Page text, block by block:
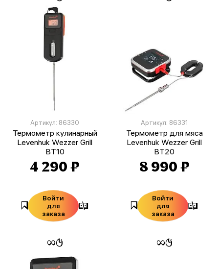
Артикул: 86330
Термометр кулинарный
Levenhuk Wezzer Grill
BT10
4 290 ₽
Войти
для
заказа
Артикул: 86331
Термометр для мяса
Levenhuk Wezzer Grill
BT20
8 990 ₽
Войти
для
заказа